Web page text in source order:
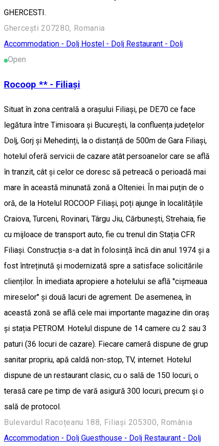
GHERCESTI.
Ghercești 207280, Romania
Accommodation - Dolj Hostel - Dolj Restaurant - Dolj
Open
Rocoop ** - Filiași
Situat în zona centrală a orașului Filiași, pe DE70 ce face
legătura între Timisoara și București, la confluența județelor
Dolj, Gorj și Mehedinți, la o distanță de 500m de Gara Filiași,
hotelul oferă servicii de cazare atât persoanelor care se află
în tranzit, cât și celor ce doresc să petreacă o perioadă mai
mare în această minunată zonă a Olteniei. În mai puțin de o
oră, de la Hotelul ROCOOP Filiași, poți ajunge în localitățile
Craiova, Turceni, Rovinari, Târgu Jiu, Cărbunești, Strehaia, fie
cu mijloace de transport auto, fie cu trenul din Stația CFR
Filiași. Construcția s-a dat în folosință încă din anul 1974 și a
fost întreținută și modernizată spre a satisface solicitările
clienților. În imediata apropiere a hotelului se află ''cișmeaua
mireselor'' și două lacuri de agrement. De asemenea, în
această zonă se află cele mai importante magazine din oraș
și stația PETROM. Hotelul dispune de 14 camere cu 2 sau 3
paturi (36 locuri de cazare). Fiecare cameră dispune de grup
sanitar propriu, apă caldă non-stop, TV, internet. Hotelul
dispune de un restaurant clasic, cu o sală de 150 locuri, o
terasă care pe timp de vară asigură 300 locuri, precum şi o
sală de protocol.
Bulevardul Racoțeanu 188, Filiași 205300, România
Accommodation - Dolj Guesthouse - Dolj Restaurant - Dolj